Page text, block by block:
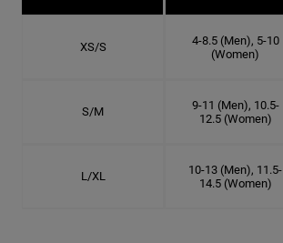
XS/S
4-8.5 (Men), 5-10
(Women)
S/M
9-11 (Men), 10.5-
12.5 (Women)
L/XL
10-13 (Men), 11.5-
14.5 (Women)